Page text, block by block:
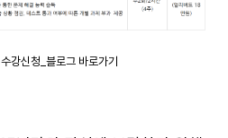
강신청_블로그 바로가기